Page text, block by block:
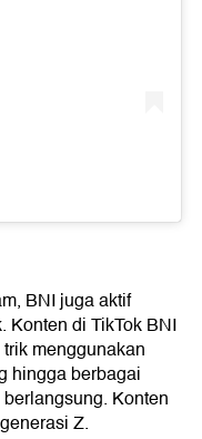
BNI juga aktif
Konten di TikTok BNI
menggunakan
hingga berbagai
Konten
Z.